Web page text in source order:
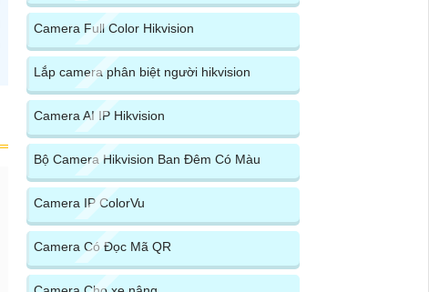
Camera Full Color Hikvision
Lắp camera phân biệt người hikvision
Camera AI IP Hikvision
Bộ Camera Hikvision Ban Đêm Có Màu
Camera IP ColorVu
Camera Có Đọc Mã QR